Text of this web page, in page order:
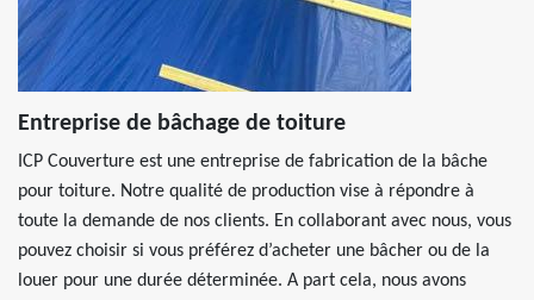
Entreprise de bâchage de toiture
ICP Couverture est une entreprise de fabrication de la bâche
pour toiture. Notre qualité de production vise à répondre à
toute la demande de nos clients. En collaborant avec nous, vous
pouvez choisir si vous préférez d’acheter une bâcher ou de la
louer pour une durée déterminée. A part cela, nous avons